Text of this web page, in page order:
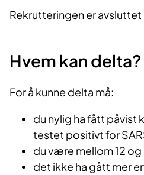
Rekrutteringen er avsluttet
Hvem kan delta?
For å kunne delta må:
du nylig ha fått påvist
testet positivt for
du være mellom 12 og
det ikke ha gått mer